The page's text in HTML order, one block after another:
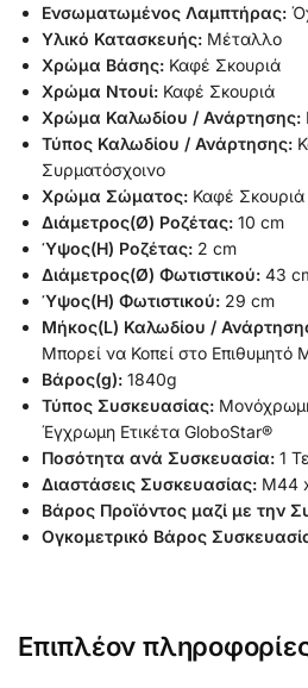
Ενσωματωμένος Λαμπτήρας:
Υλικό Κατασκευής: Μέταλλο
Χρώμα Βάσης: Καφέ Σκουριά
Χρώμα Ντουί: Καφέ Σκουριά
Χρώμα Καλωδίου / Ανάρτησης:
Τύπος Καλωδίου / Ανάρτησης:
Συρματόσχοινο
Χρώμα Σώματος: Καφέ Σκουριά
Διάμετρος(Ø) Ροζέτας: 10 cm
Ύψος(H) Ροζέτας: 2 cm
Διάμετρος(Ø) Φωτιστικού: 43
Ύψος(H) Φωτιστικού: 29 cm
Μήκος(L) Καλωδίου /
Μπορεί να Κοπεί στο Επιθυμητό
Βάρος(g): 1840g
Τύπος Συσκευασίας:
Έγχρωμη Ετικέτα GloboStar®
Ποσότητα ανά Συσκευασία: 1
Διαστάσεις Συσκευασίας: Μ44
Βάρος Προϊόντος μαζί με την
Ογκομετρικό Βάρος
Επιπλέον